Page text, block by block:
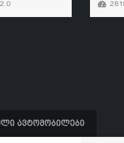
2.0
ავტომობილები